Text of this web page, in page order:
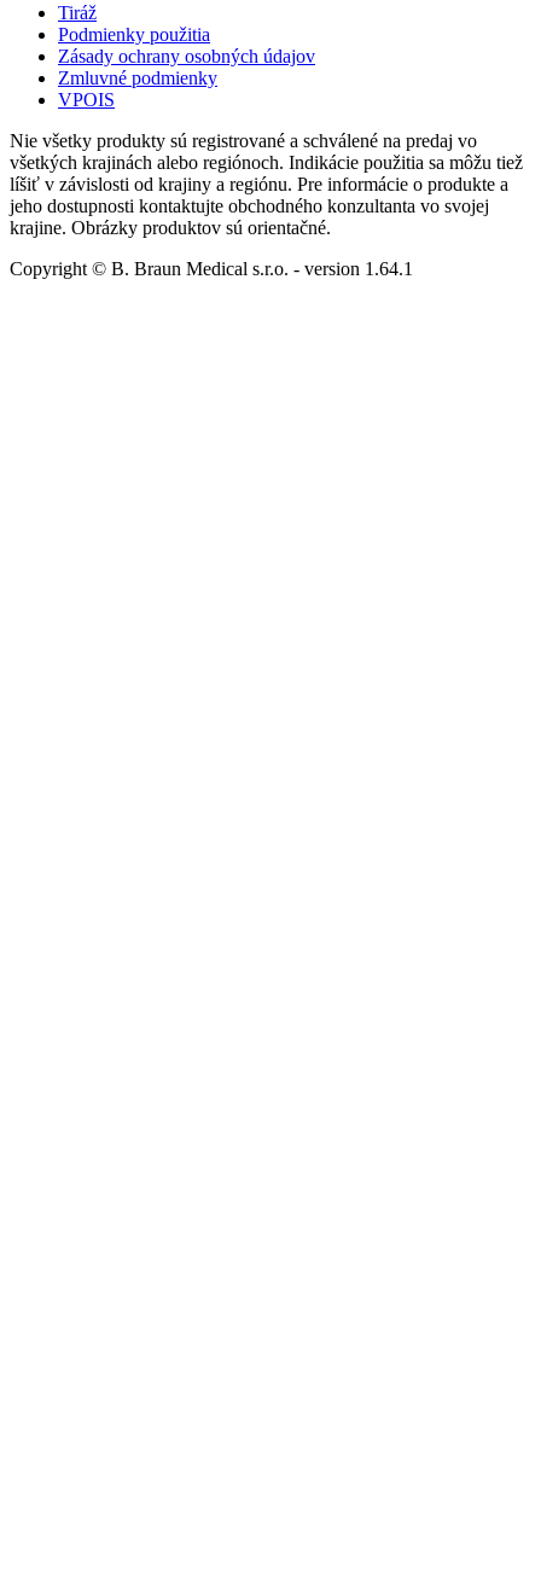
Tiráž
Podmienky použitia
Zásady ochrany osobných údajov
Zmluvné podmienky
VPOIS
Nie všetky produkty sú registrované a schválené na predaj vo
všetkých krajinách alebo regiónoch. Indikácie použitia sa môžu tiež
líšiť v závislosti od krajiny a regiónu. Pre informácie o produkte a
jeho dostupnosti kontaktujte obchodného konzultanta vo svojej
krajine. Obrázky produktov sú orientačné.
Copyright © B. Braun Medical s.r.o. - version 1.64.1